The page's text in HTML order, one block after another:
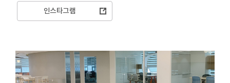
인스타그램